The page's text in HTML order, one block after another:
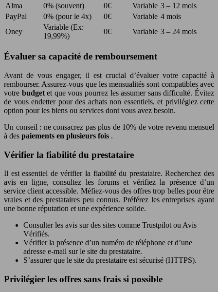
Alma
0% (souvent) 0€ Variable 3 – 12 mois
PayPal
0% (pour le 4x) 0€ Variable 4 mois
Oney
Variable (Ex:
19,99%)
0€ Variable 3 – 24 mois
Évaluer sa capacité de remboursement
Avant de vous engager, il est crucial d’évaluer votre capacité à
rembourser. Assurez-vous que les mensualités sont compatibles avec
votre budgetet que vous pourrez les assumer sans difficulté. Évitez
de vous endetter pour des achats non essentiels, et privilégiez cette
option pour les biens ou services dont vous avez besoin.
Un conseil : ne consacrez pas plus de 10% de votre revenu mensuel
à des paiements en plusieurs fois .
Vérifier la fiabilité du prestataire
Il est essentiel de vérifier la fiabilité du prestataire. Recherchez des
avis en ligne, consultez les forums et vérifiez la présence d’un
service client accessible. Méfiez-vous des offres trop belles pour être
vraies et des prestataires peu connus. Préférez les entreprises ayant
une bonne réputation et une expérience solide.
Consulter les avis sur des sites comme Trustpilot ou Avis
Vérifiés.
Vérifier la présence d’un numéro de téléphone et d’une
adresse e-mail sur le site du prestataire.
S’assurer que le site du prestataire est sécurisé (HTTPS).
Privilégier les offres sans frais si possible